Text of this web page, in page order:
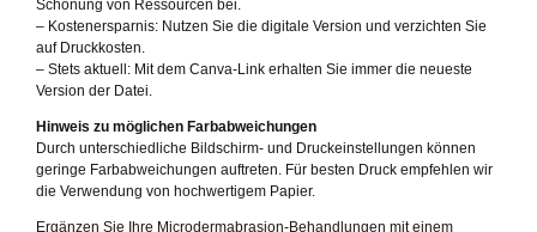
Schonung von Ressourcen bei.
– Kostenersparnis: Nutzen Sie die digitale Version und verzichten Sie
auf Druckkosten.
– Stets aktuell: Mit dem Canva-Link erhalten Sie immer die neueste
Version der Datei.
Hinweis zu möglichen Farbabweichungen
Durch unterschiedliche Bildschirm- und Druckeinstellungen können
geringe Farbabweichungen auftreten. Für besten Druck empfehlen wir
die Verwendung von hochwertigem Papier.
Ergänzen Sie Ihre Microdermabrasion-Behandlungen mit einem